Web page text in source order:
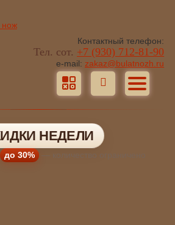
Контактный телефон:
Тел. сот. +7 (930) 712-81-90
e-mail: zakaz@bulatnozh.ru
НЕДЕЛИ
до 30% — количество ограничено